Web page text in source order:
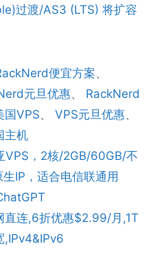
过渡/AS3 (LTS) 将扩容
便宜方案、
元旦优惠、 RackNerd
国VPS、 VPS元旦优惠、
主机
VPS，2核/2GB/60GB/不
IP，适合电信联通用
直连,6折优惠$2.99/月,1T
,IPv4&IPv6